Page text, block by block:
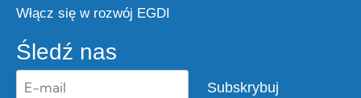
Włącz się w rozwój EGDI
Śledź nas